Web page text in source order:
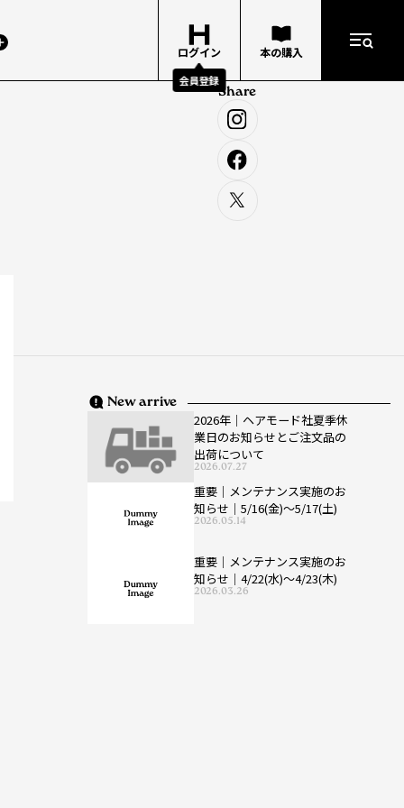
ログイン
会員登録
本の購入
Share
New arrive
2026年｜ヘアモード社夏季休
業日のお知らせとご注文品の
出荷について
2026.07.27
重要｜メンテナンス実施のお
知らせ｜5/16(金)〜5/17(土)
2026.05.14
重要｜メンテナンス実施のお
知らせ｜4/22(水)〜4/23(木)
2026.03.26